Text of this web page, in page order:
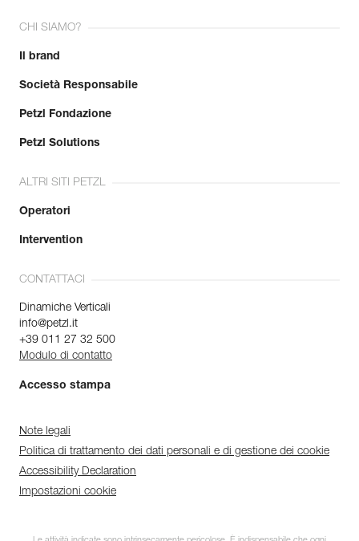
CHI SIAMO?
Il brand
Società Responsabile
Petzl Fondazione
Petzl Solutions
ALTRI SITI PETZL
Operatori
Intervention
CONTATTACI
Dinamiche Verticali
info@petzl.it
+39 011 27 32 500
Modulo di contatto
Accesso stampa
Note legali
Politica di trattamento dei dati personali e di gestione dei cookie
Accessibility Declaration
Impostazioni cookie